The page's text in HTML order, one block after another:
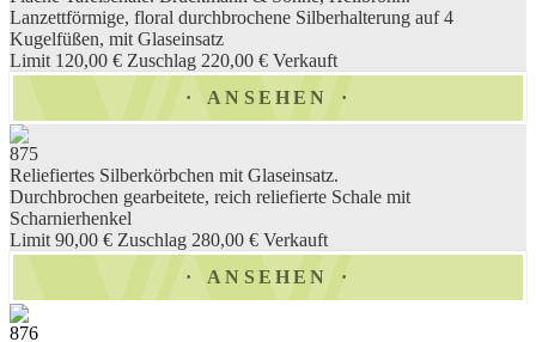
Lanzettförmige, floral durchbrochene Silberhalterung auf 4
Kugelfüßen, mit Glaseinsatz
Limit 120,00 € Zuschlag 220,00 € Verkauft
ANSEHEN
875
Reliefiertes Silberkörbchen mit Glaseinsatz.
Durchbrochen gearbeitete, reich reliefierte Schale mit
Scharnierhenkel
Limit 90,00 € Zuschlag 280,00 € Verkauft
ANSEHEN
876